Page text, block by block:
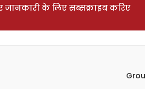
जानकारी के लिए सब्सक्राइब करिए